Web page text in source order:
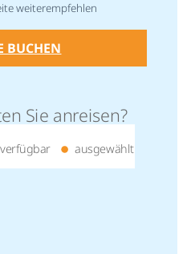
weiterempfehlen
BUCHEN
Sie anreisen?
verfügbar ausgewählt